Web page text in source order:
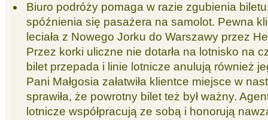
Biuro podróży pomaga w razie zgubienia
spóźnienia się pasażera na samolot. Pewna
leciała z Nowego Jorku do Warszawy przez
Przez korki uliczne nie dotarła na lotnisko na
bilet przepada i linie lotnicze anulują również
Pani Małgosia załatwiła klientce miejsce w
sprawiła, że powrotny bilet też był ważny.
lotnicze współpracują ze sobą i honorują